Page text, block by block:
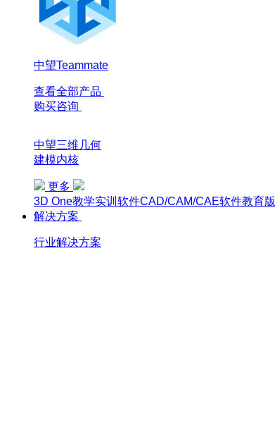
中望Teammate
查看全部产品
购买咨询
中望三维几何
建模内核
更多
3D One教学实训软件CAD/CAM/CAE软件教育版
解决方案
行业解决方案